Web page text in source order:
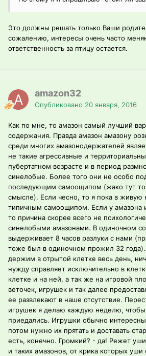
Это должны решать только Ваши
сожалению, интересы очень часто
ответственность за птицу остается.
amazon32
Опубликовано 20 января, 2016
Как по мне, то амазон самый лучший
содержания. Правда амазон амазону
среди многих амазонодержателей
не такие агрессивные и
пубертатном возрасте и в период
синелобые. Более того они не особо
последующим самоощипом (жако тут
смысле). Если чесно, то я пока в живую
типичным самоощипом. Если у амазона
то причина скорее всего не
синелобыми амазонами. В одиночном
выдерживает 8 часов разлуки с нами
тоже был в одиночном прожил 32
держим в отрытой клетке весь день,
нужду справляет исключительно в
клетке и на ней, а так же на игровой
веточек, игрушек и так далее
ее развлекают в наше отсутствие.
игрушек я делаю каждую неделю,
приедались. Игрушки обычно
потом нужно их прятать и доставать
есть, конечно. Громкий? - да! Режет
и таких амазонов, от крика которых уши